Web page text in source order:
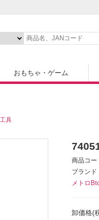
おもちゃ・ゲーム
工具
商品コー
ブランド
メトロ
卸価格(